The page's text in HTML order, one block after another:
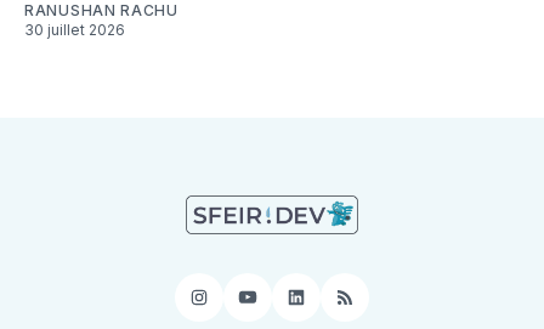
RANUSHAN RACHU
30 juillet 2026
Instagram
YouTubeLinkedIn
RSS